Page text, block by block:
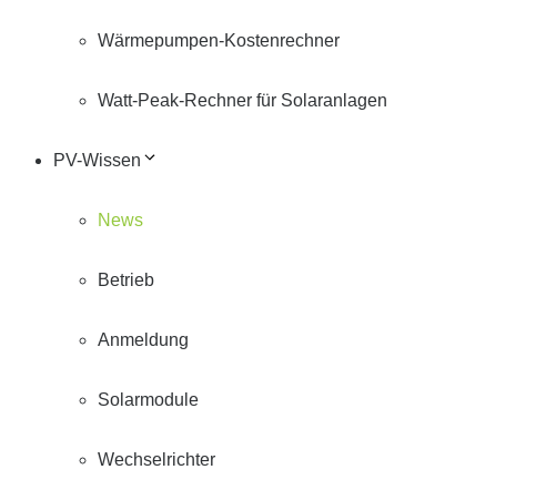
Wärmepumpen-Kostenrechner
Watt-Peak-Rechner für Solaranlagen
PV-Wissen
News
Betrieb
Anmeldung
Solarmodule
Wechselrichter